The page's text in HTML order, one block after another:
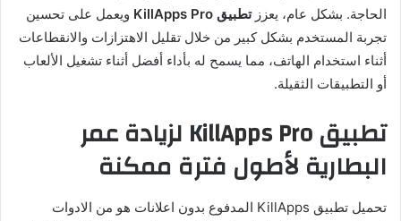
الحاجة. بشكل عام، يعززتطبيق KillApps Pro
ويعمل على تحسين
تجربة المستخدم بشكل كبير من خلال تقليل الاهتزازات والانقطاعات
أثناء استخدام الهاتف، مما يسمح له بأداء أفضل أثناء تشغيل الألعاب
أو التطبيقات الثقيلة.
تطبيق KillApps Pro لزيادة عمر
البطارية لأطول فترة ممكنة
تحميل تطبيق KillApps المدفوع بدون اعلانات هو من الادوات